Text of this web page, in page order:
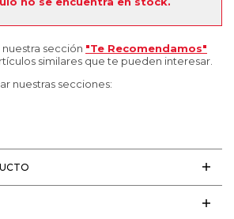
nuestra sección "Te Recomendamos"
similares que te pueden interesar.
nuestras secciones: